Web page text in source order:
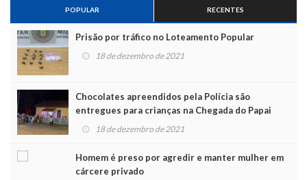
POPULAR RECENTES
Prisão por tráfico no Loteamento Popular
18 de dezembro de 2021
Chocolates apreendidos pela Polícia são
entregues para crianças na Chegada do Papai
Noel
18 de dezembro de 2021
Homem é preso por agredir e manter mulher em
cárcere privado